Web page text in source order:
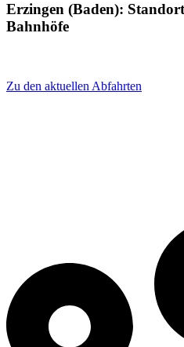
Erzingen (Baden):
Bahnhöfe
Zu den aktuellen Abfahrten